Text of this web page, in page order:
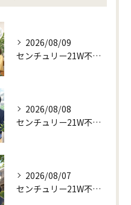
2026/08/09
センチュリー21W不動産販売で査定前から始める不動産売却
2026/08/08
センチュリー21W不動産販売で来店予約から土地売却相談
2026/08/07
センチュリー21W不動産販売の駅近相談と地域目線